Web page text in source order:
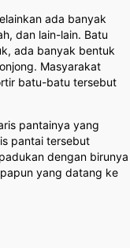
ada banyak
dan lain-lain. Batu
ada banyak bentuk
Masyarakat
batu-batu tersebut
pantainya yang
pantai tersebut
dengan birunya
yang datang ke